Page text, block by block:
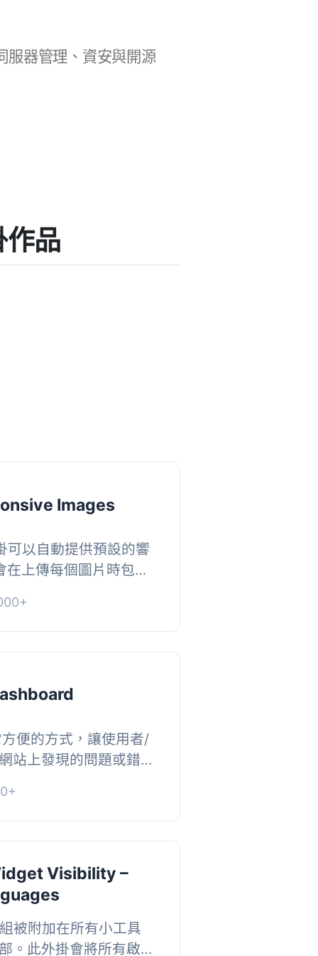
器管理、資安與開源
品
Images
可以自動提供預設的響
上傳每個圖片時包含
是產生特...
便的方式，讓使用者/
站上發現的問題或錯
問題狀態。...
Visibility –
被附加在所有小工具
。此外掛會將所有啟用